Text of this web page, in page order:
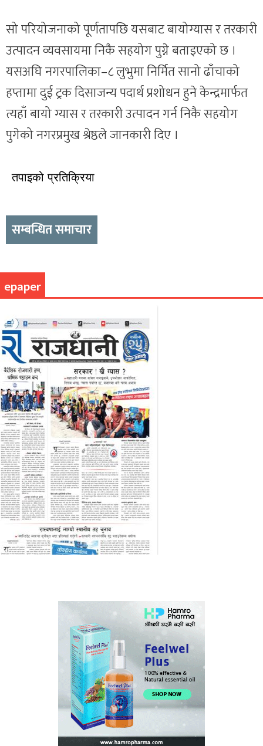
सो परियोजनाको पूर्णतापछि यसबाट बायोग्यास र तरकारी
उत्पादन व्यवसायमा निकै सहयोग पुग्ने बताइएको छ ।
यसअघि नगरपालिका–८ लुभुमा निर्मित सानो ढाँचाको
हप्तामा दुई ट्रक दिसाजन्य पदार्थ प्रशोधन हुने केन्द्रमार्फत
त्यहाँ बायो ग्यास र तरकारी उत्पादन गर्न निकै सहयोग
पुगेको नगरप्रमुख श्रेष्ठले जानकारी दिए ।
तपाइको प्रतिक्रिया
सम्बन्धित समाचार
epaper